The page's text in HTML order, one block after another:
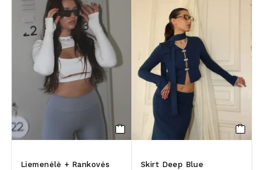
Liemenėlė + Rankovės Skirt Deep Blue